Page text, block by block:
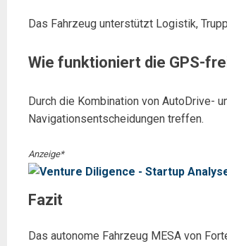
Das Fahrzeug unterstützt Logistik,
Wie funktioniert die GPS-
Durch die Kombination von AutoDrive-
Navigationsentscheidungen treffen.
Anzeige*
Fazit
Das autonome Fahrzeug MESA von